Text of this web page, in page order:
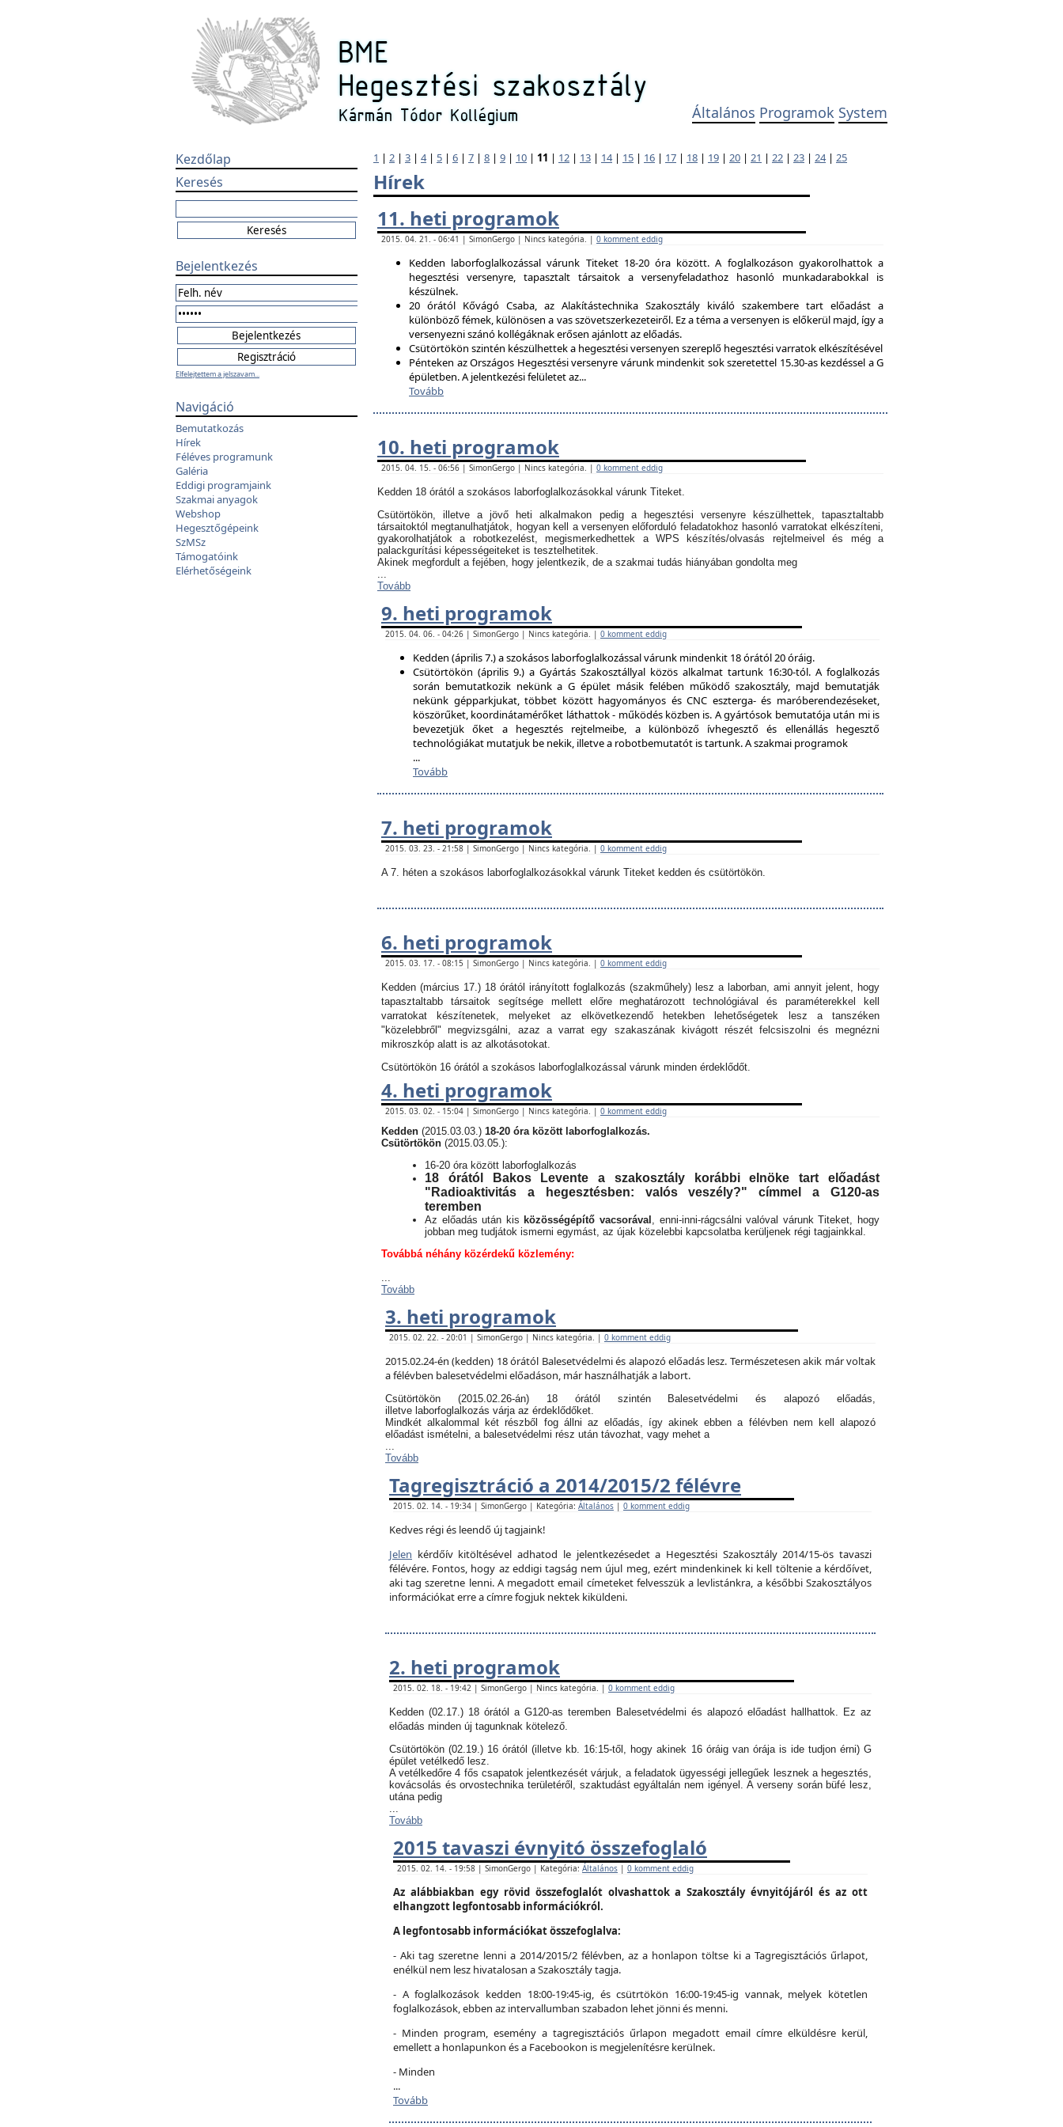
Általános Programok System
Kezdőlap
Keresés
Bejelentkezés
Elfelejtettem a jelszavam...
Navigáció
Bemutatkozás
Hírek
Féléves programunk
Galéria
Eddigi programjaink
Szakmai anyagok
Webshop
Hegesztőgépeink
SzMSz
Támogatóink
Elérhetőségeink
1 | 2 | 3 | 4| 5 | 6 | 7 | 8 | 9 | 10 | 11 | 12 | 13 | 14| 15 | 16 | 17 | 18 | 19 | 20 | 21 | 22 | 23 | 24| 25
Hírek
11. heti programok
2015. 04. 21. - 06:41 | SimonGergo | Nincs kategória. | 0 komment eddig
Kedden laborfoglalkozással várunk Titeket 18-20 óra között. A foglalkozáson gyakorolhattok a
hegesztési versenyre, tapasztalt társaitok a versenyfeladathoz hasonló munkadarabokkal is
készülnek.
20 órától Kővágó Csaba, az Alakítástechnika Szakosztály kiváló szakembere tart előadást a
különböző fémek, különösen a vas szövetszerkezeteiről. Ez a téma a versenyen is előkerül majd, így a
versenyezni szánó kollégáknak erősen ajánlott az előadás.
Csütörtökön szintén készülhettek a hegesztési versenyen szereplő hegesztési varratok elkészítésével
Pénteken az Országos Hegesztési versenyre várunk mindenkit sok szeretettel 15.30-as kezdéssel a G
épületben. A jelentkezési felületet az...
Tovább
10. heti programok
2015. 04. 15. - 06:56 | SimonGergo | Nincs kategória. | 0 komment eddig
Kedden 18 órától a szokásos laborfoglalkozásokkal várunk Titeket.
Csütörtökön, illetve a jövő heti alkalmakon pedig a hegesztési versenyre készülhettek, tapasztaltabb
társaitoktól megtanulhatjátok, hogyan kell a versenyen előforduló feladatokhoz hasonló varratokat elkészíteni,
gyakorolhatjátok a robotkezelést, megismerkedhettek a WPS készítés/olvasás rejtelmeivel és még a
palackgurítási képességeiteket is tesztelhetitek.
Akinek megfordult a fejében, hogy jelentkezik, de a szakmai tudás hiányában gondolta meg
...
Tovább
9. heti programok
2015. 04. 06. - 04:26 | SimonGergo | Nincs kategória. | 0 komment eddig
Kedden (április 7.) a szokásos laborfoglalkozással várunk mindenkit 18 órától 20 óráig.
Csütörtökön (április 9.) a Gyártás Szakosztállyal közös alkalmat tartunk 16:30-tól. A foglalkozás
során bemutatkozik nekünk a G épület másik felében működő szakosztály, majd bemutatják
nekünk gépparkjukat, többet között hagyományos és CNC eszterga- és maróberendezéseket,
köszörűket, koordinátamérőket láthattok - működés közben is. A gyártósok bemutatója után mi is
bevezetjük őket a hegesztés rejtelmeibe, a különböző ívhegesztő és ellenállás hegesztő
technológiákat mutatjuk be nekik, illetve a robotbemutatót is tartunk. A szakmai programok
...
Tovább
7. heti programok
2015. 03. 23. - 21:58 | SimonGergo | Nincs kategória. | 0 komment eddig
A 7. héten a szokásos laborfoglalkozásokkal várunk Titeket kedden és csütörtökön.
6. heti programok
2015. 03. 17. - 08:15 | SimonGergo | Nincs kategória. | 0 komment eddig
Kedden (március 17.) 18 órától irányított foglalkozás (szakműhely) lesz a laborban, ami annyit jelent, hogy
tapasztaltabb társaitok segítsége mellett előre meghatározott technológiával és paraméterekkel kell
varratokat készítenetek, melyeket az elkövetkezendő hetekben lehetőségetek lesz a tanszéken
"közelebbről" megvizsgálni, azaz a varrat egy szakaszának kivágott részét felcsiszolni és megnézni
mikroszkóp alatt is az alkotásotokat.
Csütörtökön 16 órától a szokásos laborfoglalkozással várunk minden érdeklődőt.
4. heti programok
2015. 03. 02. - 15:04 | SimonGergo | Nincs kategória. | 0 komment eddig
Kedden (2015.03.03.) 18-20 óra között laborfoglalkozás.
Csütörtökön (2015.03.05.):
16-20 óra között laborfoglalkozás
18 órától Bakos Levente a szakosztály korábbi elnöke tart előadást
"Radioaktivitás a hegesztésben: valós veszély?" címmel a G120-as
teremben
Az előadás után kis közösségépítő vacsorával , enni-inni-rágcsálni valóval várunk Titeket, hogy
jobban meg tudjátok ismerni egymást, az újak közelebbi kapcsolatba kerüljenek régi tagjainkkal.
Továbbá néhány közérdekű közlemény:
...
Tovább
3. heti programok
2015. 02. 22. - 20:01 | SimonGergo | Nincs kategória. | 0 komment eddig
2015.02.24-én (kedden) 18 órától Balesetvédelmi és alapozó előadás lesz. Természetesen akik már voltak
a félévben balesetvédelmi előadáson, már használhatják a labort.
Csütörtökön (2015.02.26-án) 18 órától szintén Balesetvédelmi és alapozó előadás,
illetve laborfoglalkozás várja az érdeklődőket.
Mindkét alkalommal két részből fog állni az előadás, így akinek ebben a félévben nem kell alapozó
előadást ismételni, a balesetvédelmi rész után távozhat, vagy mehet a
...
Tovább
Tagregisztráció a 2014/2015/2 félévre
2015. 02. 14. - 19:34 | SimonGergo | Kategória: Általános | 0 komment eddig
Kedves régi és leendő új tagjaink!
Jelen kérdőív kitöltésével adhatod le jelentkezésedet a Hegesztési Szakosztály 2014/15-ös tavaszi
félévére. Fontos, hogy az eddigi tagság nem újul meg, ezért mindenkinek ki kell töltenie a kérdőívet,
aki tag szeretne lenni. A megadott email címeteket felvesszük a levlistánkra, a későbbi Szakosztályos
információkat erre a címre fogjuk nektek kiküldeni.
2. heti programok
2015. 02. 18. - 19:42 | SimonGergo | Nincs kategória. | 0 komment eddig
Kedden (02.17.) 18 órától a G120-as teremben Balesetvédelmi és alapozó előadást hallhattok. Ez az
előadás minden új tagunknak kötelező.
Csütörtökön (02.19.) 16 órától (illetve kb. 16:15-től, hogy akinek 16 óráig van órája is ide tudjon érni) G
épület vetélkedő lesz.
A vetélkedőre 4 fős csapatok jelentkezését várjuk, a feladatok ügyességi jellegűek lesznek a hegesztés,
kovácsolás és orvostechnika területéről, szaktudást egyáltalán nem igényel. A verseny során büfé lesz,
utána pedig
...
Tovább
2015 tavaszi évnyitó összefoglaló
2015. 02. 14. - 19:58 | SimonGergo | Kategória: Általános | 0 komment eddig
Az alábbiakban egy rövid összefoglalót olvashattok a Szakosztály évnyitójáról és az ott
elhangzott legfontosabb információkról.
A legfontosabb információkat összefoglalva:
- Aki tag szeretne lenni a 2014/2015/2 félévben, az a honlapon töltse ki a Tagregisztációs űrlapot,
enélkül nem lesz hivatalosan a Szakosztály tagja.
- A foglalkozások kedden 18:00-19:45-ig, és csütrtökön 16:00-19:45-ig vannak, melyek kötetlen
foglalkozások, ebben az intervallumban szabadon lehet jönni és menni.
- Minden program, esemény a tagregisztációs űrlapon megadott email címre elküldésre kerül,
emellett a honlapunkon és a Facebookon is megjelenítésre kerülnek.
- Minden
...
Tovább